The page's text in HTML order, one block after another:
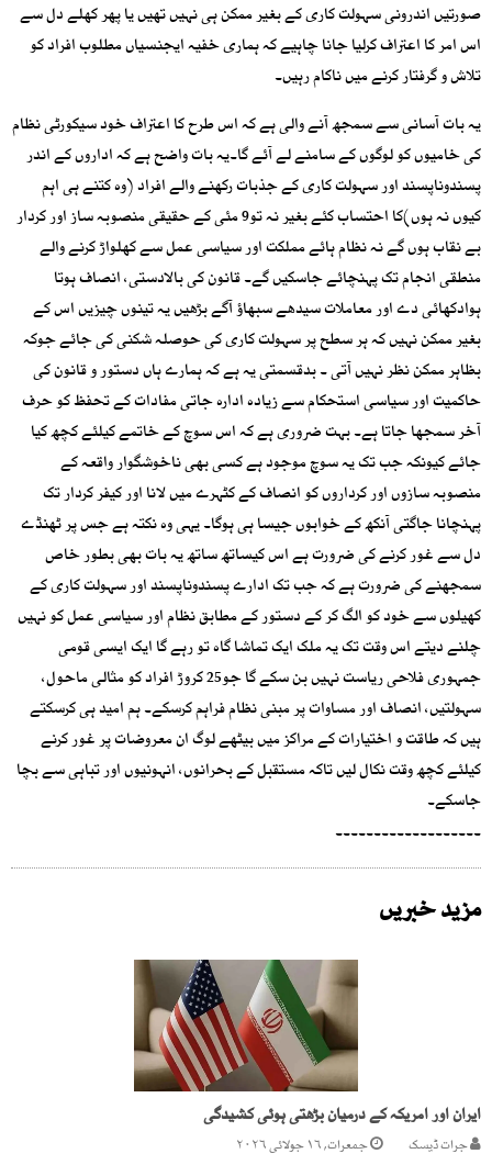
صورتیں اندرونی سہولت کاری کے بغیر ممکن ہی نہیں تھیں یا پھر کھلے دل سے
اس امر کا اعتراف کرلیا جانا چاہیے کہ ہماری خفیہ ایجنسیاں مطلوب افراد کو
تلاش و گرفتار کرنے میں ناکام رہیں۔
یہ بات آسانی سے سمجھ آنے والی ہے کہ اس طرح کا اعتراف خود سیکورٹی نظام
کی خامیوں کو لوگوں کے سامنے لے آئے گا۔یہ بات واضح ہے کہ اداروں کے اندر
پسندوناپسند اور سہولت کاری کے جذبات رکھنے والے افراد (وہ کتنے ہی اہم
کیوں نہ ہوں)کا احتساب کئے بغیر نہ تو9 مئی کے حقیقی منصوبہ ساز اور کردار
بے نقاب ہوں گے نہ نظام ہائے مملکت اور سیاسی عمل سے کھلواڑ کرنے والے
منطقی انجام تک پہنچائے جاسکیں گے۔ قانون کی بالادستی، انصاف ہوتا
ہوادکھائی دے اور معاملات سیدھے سبھاؤ آگے بڑھیں یہ تینوں چیزیں اس کے
بغیر ممکن نہیں کہ ہر سطح پر سہولت کاری کی حوصلہ شکنی کی جائے جوکہ
بظاہر ممکن نظر نہیں آتی ۔ بدقسمتی یہ ہے کہ ہمارے ہاں دستور و قانون کی
حاکمیت اور سیاسی استحکام سے زیادہ ادارہ جاتی مفادات کے تحفظ کو حرف
آخر سمجھا جاتا ہے۔ بہت ضروری ہے کہ اس سوچ کے خاتمے کیلئے کچھ کیا
جائے کیونکہ جب تک یہ سوچ موجود ہے کسی بھی ناخوشگوار واقعہ کے
منصوبہ سازوں اور کرداروں کو انصاف کے کٹہرے میں لانا اور کیفر کردار تک
پہنچانا جاگتی آنکھ کے خوابوں جیسا ہی ہوگا۔ یہی وہ نکتہ ہے جس پر ٹھنڈے
دل سے غور کرنے کی ضرورت ہے اس کیساتھ ساتھ یہ بات بھی بطور خاص
سمجھنے کی ضرورت ہے کہ جب تک ادارے پسندوناپسند اور سہولت کاری کے
کھیلوں سے خود کو الگ کر کے دستور کے مطابق نظام اور سیاسی عمل کو نہیں
چلنے دیتے اس وقت تک یہ ملک ایک تماشا گاہ تو رہے گا ایک ایسی قومی
جمہوری فلاحی ریاست نہیں بن سکے گا جو25 کروڑ افراد کو مثالی ماحول،
سہولتیں، انصاف اور مساوات پر مبنی نظام فراہم کرسکے۔ ہم امید ہی کرسکتے
ہیں کہ طاقت و اختیارات کے مراکز میں بیٹھے لوگ ان معروضات پر غور کرنے
کیلئے کچھ وقت نکال لیں تاکہ مستقبل کے بحرانوں، انہونیوں اور تباہی سے بچا
جاسکے۔
۔۔۔۔۔۔۔۔۔۔۔۔۔۔۔۔۔۔۔
مزید خبریں
ایران اور امریکہ کے درمیان بڑھتی ہوئی کشیدگی
جرات ڈیسک جمعرات, ۱۶ جولائی ۲۰۲۶